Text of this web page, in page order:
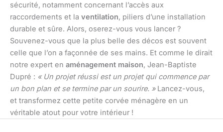
sécurité, notamment concernant l’accès aux
raccordements et la ventilation, piliers d’une installation
durable et sûre. Alors, oserez-vous vous lancer ?
Souvenez-vous que la plus belle des décos est souvent
celle que l’on a façonnée de ses mains. Et comme le dirait
notre expert en aménagement maison, Jean-Baptiste
Dupré : « Un projet réussi est un projet qui commence par
un bon plan et se termine par un sourire. »Lancez-vous,
et transformez cette petite corvée ménagère en un
véritable atout pour votre intérieur !